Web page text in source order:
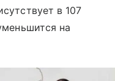
в 107
на